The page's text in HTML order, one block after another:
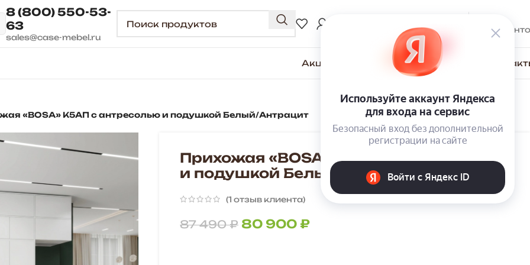
8 (800) 550-53-
63
sales@case-mebel.ru
Акции Для покупателей О компании
«BOSA» К5АП с антресолью и подушкой Белый/Антрацит
Прихожая «BOSA» К5АП с антресолью
и подушкой Белый/Антрацит
(1 отзыв клиента)
87 490₽ 80 900 ₽